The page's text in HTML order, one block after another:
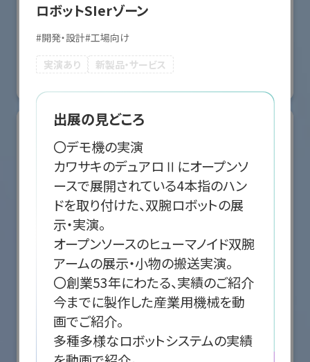
ロボットSIerゾーン
#開発・設計#工場向け
実演あり
新製品・サービス
出展の見どころ
〇デモ機の実演
カワサキのデュアロⅡにオープンソ
ースで展開されている4本指のハン
ドを取り付けた、双腕ロボットの展
示・実演。
オープンソースのヒューマノイド双腕
アームの展示・小物の搬送実演。
〇創業53年にわたる、実績のご紹介
今までに製作した産業用機械を動
画でご紹介。
多種多様なロボットシステムの実績
川崎重工業株式会社
国際ロボット展
#スマートプロダクションロボット #スマートコミュニティロボット
#要素技術
株式会社クリエイティブテクノロジー
国際ロボット展